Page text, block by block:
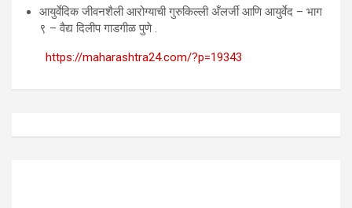
आयुर्वेदिक जीवनशैली आरोग्याची गुरुकिल्ली अँलर्जी आणि आयुर्वेद – भाग
९ – वैद्य दिलीप गाडगीळ पुणे .
https://maharashtra24.com/?p=19343